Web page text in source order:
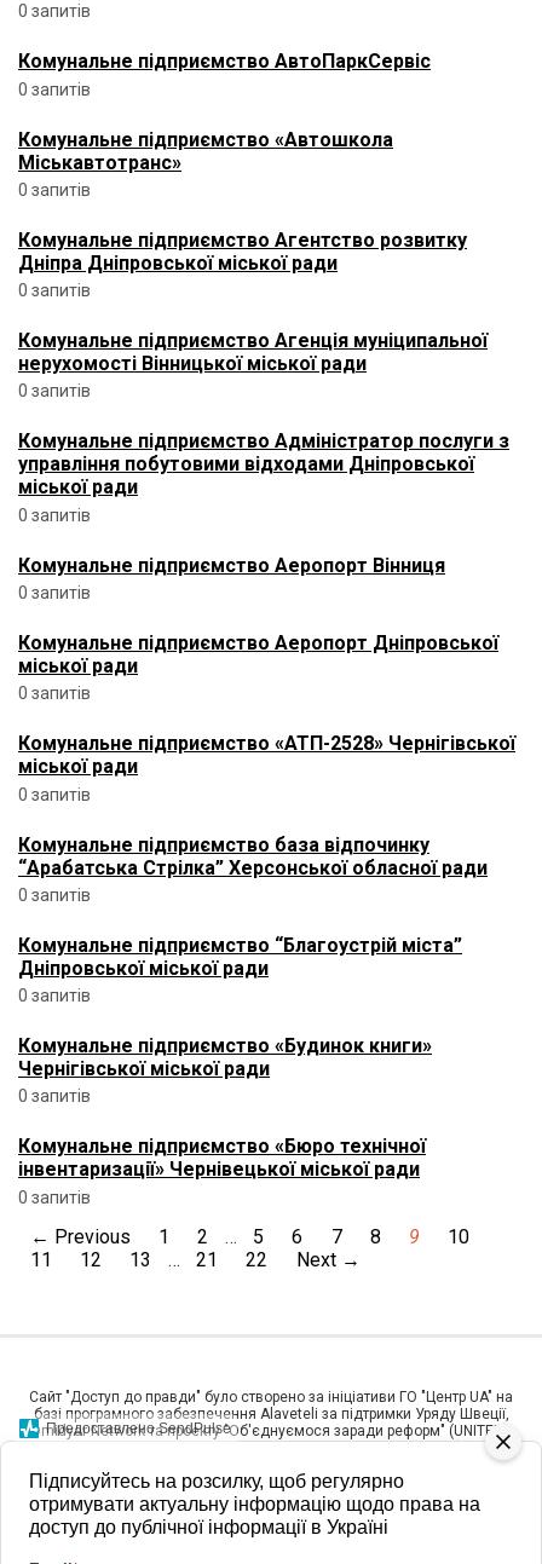
0 запитів
Комунальне підприємство АвтоПаркСервіс
0 запитів
Комунальне підприємство «Автошкола
Міськавтотранс»
0 запитів
Комунальне підприємство Агентство розвитку
Дніпра Дніпровської міської ради
0 запитів
Комунальне підприємство Агенція муніципальної
нерухомості Вінницької міської ради
0 запитів
Комунальне підприємство Адміністратор послуги з
управління побутовими відходами Дніпровської
міської ради
0 запитів
Комунальне підприємство Аеропорт Вінниця
0 запитів
Комунальне підприємство Аеропорт Дніпровської
міської ради
0 запитів
Комунальне підприємство «АТП-2528» Чернігівської
міської ради
0 запитів
Комунальне підприємство база відпочинку
“Арабатська Стрілка” Херсонської обласної ради
0 запитів
Комунальне підприємство “Благоустрій міста”
Дніпровської міської ради
0 запитів
Комунальне підприємство «Будинок книги»
Чернігівської міської ради
0 запитів
Комунальне підприємство «Бюро технічної
інвентаризації» Чернівецької міської ради
0 запитів
← Previous 1 2 … 5 6 7 8 9
10
11
12 13 … 21 22 Next →
Сайт "Доступ до правди" було створено за ініціативи ГО "Центр UA" на
базі програмного забезпечення Alaveteli за підтримки Уряду Швеції,
Omidyar Network та проекту "Об'єднуємося заради реформ" (UNITER),
який фінансується Агентством США з міжнародного розвитку (USAID) та
виконується організацією Pact, Inc. в Україні". У листопаді 2017 року усі
права на сайт було передано ГО "Платформа прав людини".
Підтримка сайту «Доступ до правди» здійснюється за грантової
допомоги «3D Project: Розвиток попри перешкоди. Стійке громадянське
Підписуйтесь на розсилку, щоб регулярно
отримувати актуальну інформацію щодо права на
доступ до публічної інформації в Україні
Предоставлено SendPulse